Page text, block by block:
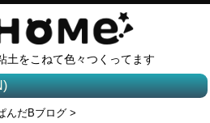
土をこねて色々つくってます
んだBブログ >